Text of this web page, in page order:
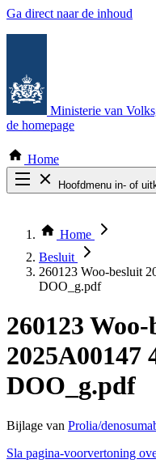
Ga direct naar de inhoud
Ministerie van
de homepage
Home
Hoofdmenu in- of
Thema COVID-19
Bekijk per
Home
Besluit
260123 Woo-besluit
DOO_g.pdf
260123
2025A00147
DOO_g.pdf
Bijlage van Prolia/
Sla pagina-voorvertoning